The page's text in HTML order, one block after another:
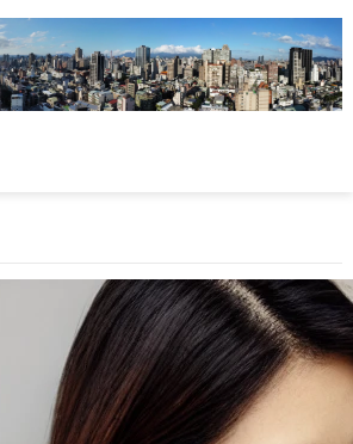
為 Synology NAS 加裝 USB 2.5G 網路
卡升級 2.5 G 區網環境
2024 年 8 月 3 日
近年不論是企業或家用環境，購置一台
網路硬碟儲存設備 (NAS) 是很多人進